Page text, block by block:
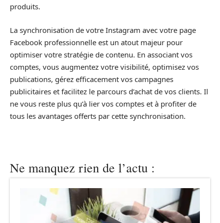
produits.
La synchronisation de votre Instagram avec votre page
Facebook professionnelle est un atout majeur pour
optimiser votre stratégie de contenu. En associant vos
comptes, vous augmentez votre visibilité, optimisez vos
publications, gérez efficacement vos campagnes
publicitaires et facilitez le parcours d’achat de vos clients. Il
ne vous reste plus qu’à lier vos comptes et à profiter de
tous les avantages offerts par cette synchronisation.
Ne manquez rien de l’actu :